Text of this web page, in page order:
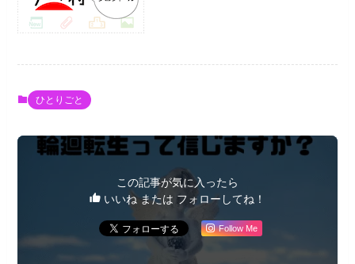
ひとりごと
この記事が気に入ったら
いいね または フォローしてね！
Follow Me